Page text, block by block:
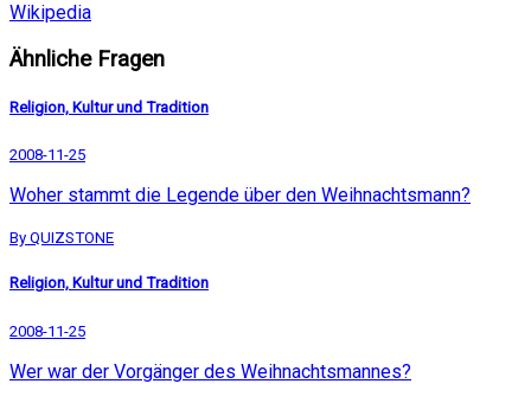
Wikipedia
Ähnliche Fragen
Religion, Kultur und Tradition
2008-11-25
Woher stammt die Legende über den Weihnachtsmann?
By QUIZSTONE
Religion, Kultur und Tradition
2008-11-25
Wer war der Vorgänger des Weihnachtsmannes?